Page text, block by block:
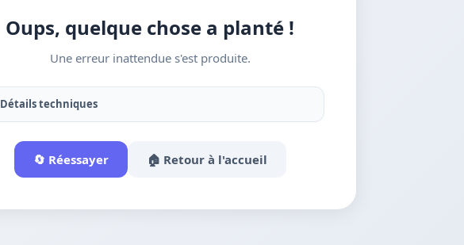
Oups, quelque chose a planté !
Une erreur inattendue s'est produite.
Détails techniques
🔄 Réessayer 🏠 Retour à l'accueil